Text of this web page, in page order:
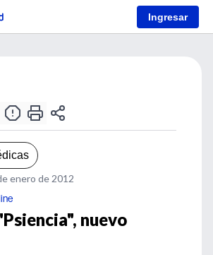
Ingresar
enero de 2012
nuevo